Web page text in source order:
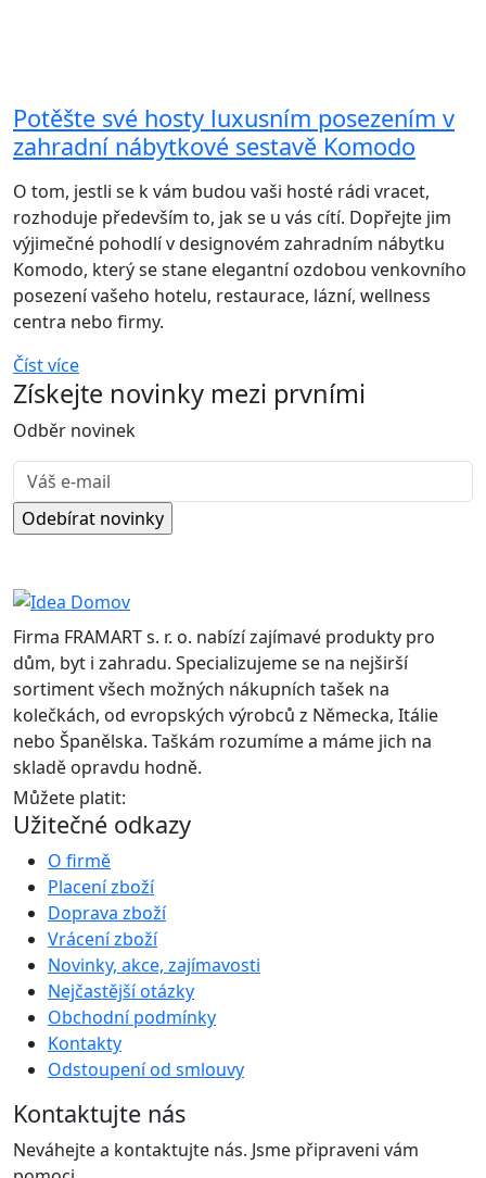
Potěšte své hosty luxusním posezením v
zahradní nábytkové sestavě Komodo
O tom, jestli se k vám budou vaši hosté rádi vracet,
rozhoduje především to, jak se u vás cítí. Dopřejte jim
výjimečné pohodlí v designovém zahradním nábytku
Komodo, který se stane elegantní ozdobou venkovního
posezení vašeho hotelu, restaurace, lázní, wellness
centra nebo firmy.
Číst více
Získejte novinky mezi prvními
Odběr novinek
Firma FRAMART s. r. o. nabízí zajímavé produkty pro
dům, byt i zahradu. Specializujeme se na nejširší
sortiment všech možných nákupních tašek na
kolečkách, od evropských výrobců z Německa, Itálie
nebo Španělska. Taškám rozumíme a máme jich na
skladě opravdu hodně.
Můžete platit:
Užitečné odkazy
O firmě
Placení zboží
Doprava zboží
Vrácení zboží
Novinky, akce, zajímavosti
Nejčastější otázky
Obchodní podmínky
Kontakty
Odstoupení od smlouvy
Kontaktujte nás
Neváhejte a kontaktujte nás. Jsme připraveni vám